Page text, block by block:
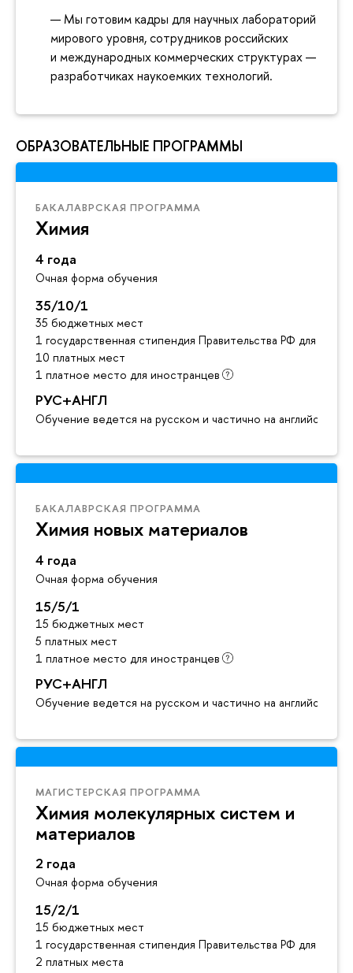
Мы готовим кадры для научных лабораторий
мирового уровня, сотрудников российских
и международных коммерческих структурах —
разработчиках наукоемких технологий.
ОБРАЗОВАТЕЛЬНЫЕ ПРОГРАММЫ
БАКАЛАВРСКАЯ ПРОГРАММА
Химия
4 года
Очная форма обучения
35/10/1
35 бюджетных мест
1 государственная стипендия Правительства РФ для
10 платных мест
1 платное место для иностранцев
РУС+АНГЛ
Обучение ведется на русском и частично на английском
БАКАЛАВРСКАЯ ПРОГРАММА
Химия новых материалов
4 года
Очная форма обучения
15/5/1
15 бюджетных мест
5 платных мест
1 платное место для иностранцев
РУС+АНГЛ
Обучение ведется на русском и частично на английском
МАГИСТЕРСКАЯ ПРОГРАММА
Химия молекулярных систем и
материалов
2 года
Очная форма обучения
15/2/1
15 бюджетных мест
1 государственная стипендия Правительства РФ для
2 платных места